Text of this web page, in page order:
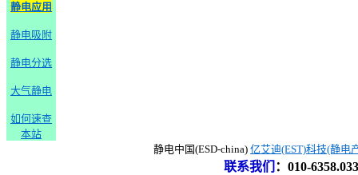
静电应用
静电吸附
静电分选
大气静电
如何速查
本站
静电中国(ESD-china) 亿艾迪(EST)科技(静电
联系我们 ： 010-